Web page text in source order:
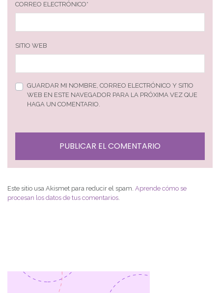
CORREO ELECTRÓNICO*
SITIO WEB
GUARDAR MI NOMBRE, CORREO ELECTRÓNICO Y SITIO
WEB EN ESTE NAVEGADOR PARA LA PRÓXIMA VEZ QUE
HAGA UN COMENTARIO.
Este sitio usa Akismet para reducir el spam. Aprende cómo se
procesan los datos de tus comentarios.